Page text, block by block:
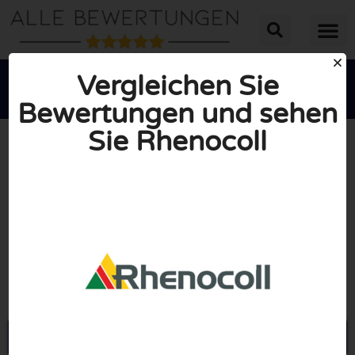

INSGESAMT: 10/10
Vergleichen Sie
Bewertungen und sehen
Sie Rhenocoll